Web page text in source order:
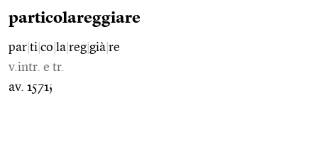
particolareggiare
par ti co la reg già re
v.intr. e tr.
av. 1571;